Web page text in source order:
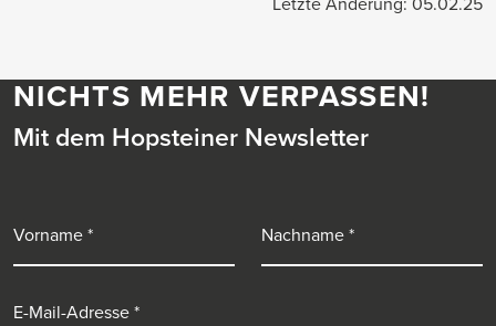
NICHTS MEHR VERPASSEN!
Mit dem Hopsteiner Newsletter